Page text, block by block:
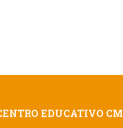
EDUCATIVO CM